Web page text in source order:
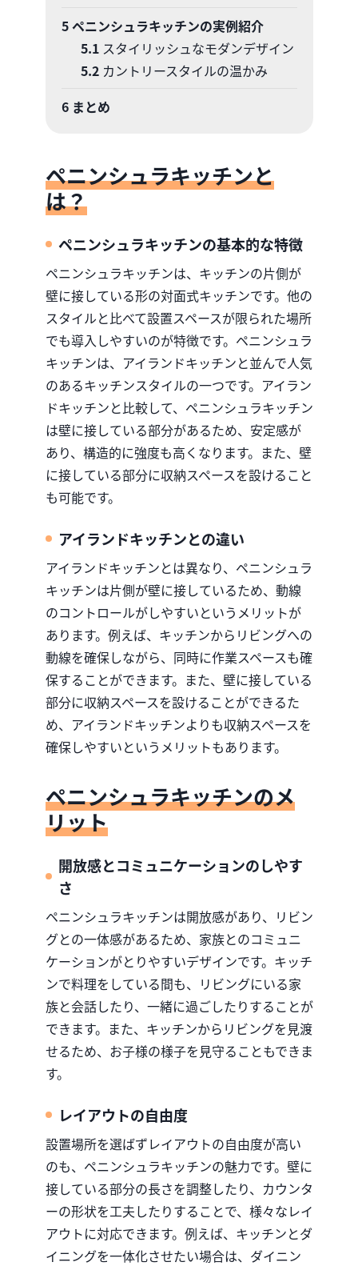
5ペニンシュラキッチンの実例紹介
5.1スタイリッシュなモダンデザイン
5.2カントリースタイルの温かみ
6まとめ
ペニンシュラキッチンと
は？
ペニンシュラキッチンの基本的な特徴
ペニンシュラキッチンは、キッチンの片側が
壁に接している形の対面式キッチンです。他の
スタイルと比べて設置スペースが限られた場所
でも導入しやすいのが特徴です。ペニンシュラ
キッチンは、アイランドキッチンと並んで人気
のあるキッチンスタイルの一つです。アイラン
ドキッチンと比較して、ペニンシュラキッチン
は壁に接している部分があるため、安定感が
あり、構造的に強度も高くなります。また、壁
に接している部分に収納スペースを設けること
も可能です。
アイランドキッチンとの違い
アイランドキッチンとは異なり、ペニンシュラ
キッチンは片側が壁に接しているため、動線
のコントロールがしやすいというメリットが
あります。例えば、キッチンからリビングへの
動線を確保しながら、同時に作業スペースも確
保することができます。また、壁に接している
部分に収納スペースを設けることができるた
め、アイランドキッチンよりも収納スペースを
確保しやすいというメリットもあります。
ペニンシュラキッチンのメ
リット
開放感とコミュニケーションのしやす
さ
ペニンシュラキッチンは開放感があり、リビン
グとの一体感があるため、家族とのコミュニ
ケーションがとりやすいデザインです。キッチ
ンで料理をしている間も、リビングにいる家
族と会話したり、一緒に過ごしたりすることが
できます。また、キッチンからリビングを見渡
せるため、お子様の様子を見守ることもできま
す。
レイアウトの自由度
設置場所を選ばずレイアウトの自由度が高い
のも、ペニンシュラキッチンの魅力です。壁に
接している部分の長さを調整したり、カウンタ
ーの形状を工夫したりすることで、様々なレイ
アウトに対応できます。例えば、キッチンとダ
イニングを一体化させたい場合は、ダイニン